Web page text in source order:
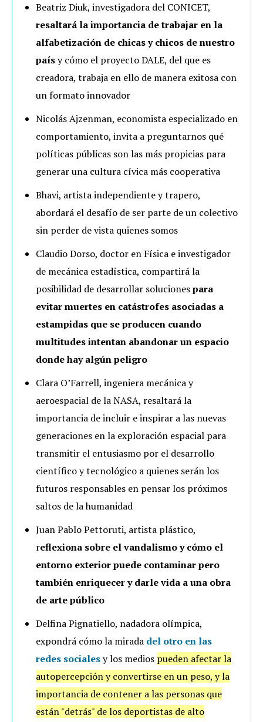
Beatriz Diuk, investigadora del CONICET,
resaltará la importancia de trabajar en la
alfabetización de chicas y chicos de nuestro
paísy cómo el proyecto DALE, del que es
creadora, trabaja en ello de manera exitosa con
un formato innovador
Nicolás Ajzenman, economista especializado en
comportamiento, invita a preguntarnos qué
políticas públicas son las más propicias para
generar una cultura cívica más cooperativa
Bhavi, artista independiente y trapero,
abordará el desafío de ser parte de un colectivo
sin perder de vista quienes somos
Claudio Dorso, doctor en Física e investigador
de mecánica estadística, compartirá la
posibilidad de desarrollar solucionespara
evitar muertes en catástrofes asociadas a
estampidas que se producen cuando
multitudes intentan abandonar un espacio
donde hay algún peligro
Clara O’Farrell, ingeniera mecánica y
aeroespacial de la NASA, resaltará la
importancia de incluir e inspirar a las nuevas
generaciones en la exploración espacial para
transmitir el entusiasmo por el desarrollo
científico y tecnológico a quienes serán los
futuros responsables en pensar los próximos
saltos de la humanidad
Juan Pablo Pettoruti, artista plástico,
reflexiona sobre el vandalismo y cómo el
entorno exterior puede contaminar pero
también enriquecer y darle vida a una obra
de arte público
Delfina Pignatiello, nadadora olímpica,
expondrá cómo la mirada del otro en las
redes socialesy los medios pueden afectar la
autopercepción y convertirse en un peso, y la
importancia de contener a las personas que
están "detrás" de los deportistas de alto